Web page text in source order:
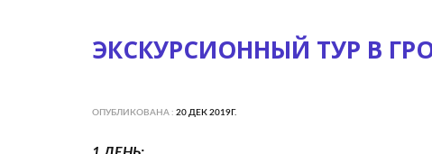
ЭКСКУРСИОННЫЙ ТУР В
ОПУБЛИКОВАНА : 20 ДЕК 2019Г.